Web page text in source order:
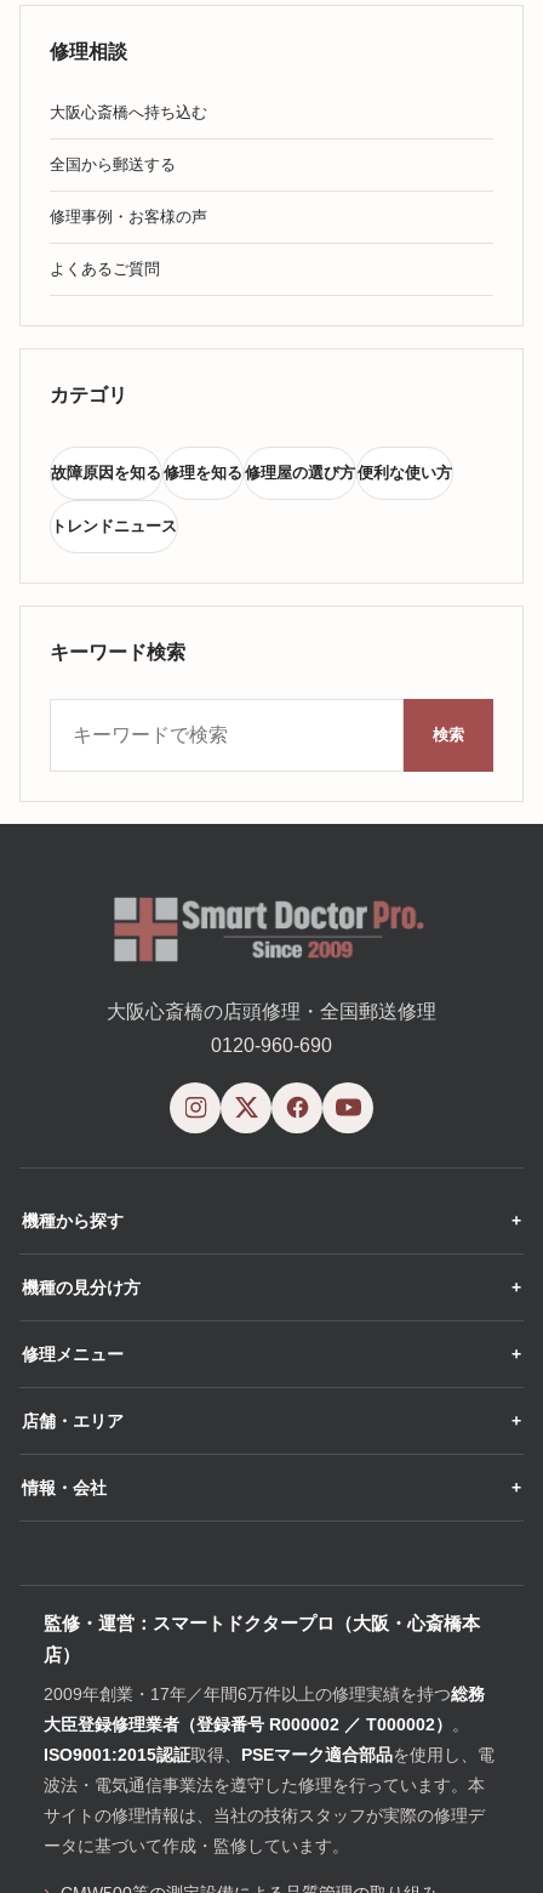
修理相談
大阪心斎橋へ持ち込む
全国から郵送する
修理事例・お客様の声
よくあるご質問
カテゴリ
故障原因を知る修理を知る修理屋の選び方便利な使い方
トレンドニュース
キーワード検索
検索
大阪心斎橋の店頭修理・全国郵送修理
0120-960-690
機種から探す
機種の見分け方
修理メニュー
店舗・エリア
情報・会社
監修・運営：スマートドクタープロ（大阪・心斎橋本
店）
2009年創業・17年／年間6万件以上の修理実績を持つ総務
大臣登録修理業者（登録番号 R000002 ／ T000002）
。
ISO9001:2015認証取得、 PSEマーク適合部品を使用し、電
波法・電気通信事業法を遵守した修理を行っています。本
サイトの修理情報は、当社の技術スタッフが実際の修理デ
ータに基づいて作成・監修しています。